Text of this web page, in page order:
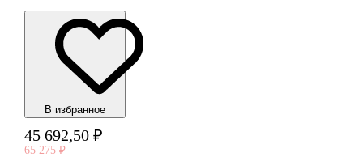
В избранноe
45 692,50 ₽
65 275 ₽